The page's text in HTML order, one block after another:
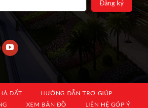
ĐẤT
HƯỚNG DẪN TRỢ GIÚP
XEM BẢN ĐỒ LIÊN HỆ GÓP Ý